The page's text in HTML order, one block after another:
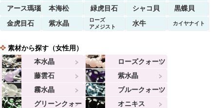
アース瑪瑙
本海松 緑虎目石 シャコ貝
黒蝶貝
金虎目石
紫水晶
ローズ
アメジスト
水牛 カイヤナイト
素材から探す（女性用）
本水晶
ローズクォーツ
藤雲石
紫水晶
霧水晶
ブルークォーツ
グリーンクォー
オニキス